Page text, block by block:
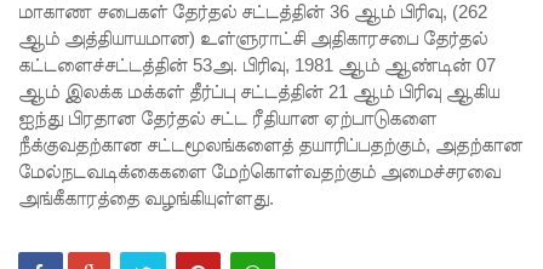
மோதலில்
கைதி
ஒருவர்
பலி!
நாட்டில்
மாகாண சபைகள் தேர்தல் சட்டத்தின் 36 ஆம் பிரிவு, (262
ஆம் அத்தியாயமான) உள்ளுராட்சி அதிகாரசபை தேர்தல்
கட்டளைச்சட்டத்தின் 53அ. பிரிவு, 1981 ஆம் ஆண்டின் 07
ஆம் இலக்க மக்கள் தீர்ப்பு சட்டத்தின் 21 ஆம் பிரிவு ஆகிய
ஐந்து பிரதான தேர்தல் சட்ட ரீதியான ஏற்பாடுகளை
நீக்குவதற்கான சட்டமூலங்களைத் தயாரிப்பதற்கும், அதற்கான
மேல்நடவடிக்கைகளை மேற்கொள்வதற்கும் அமைச்சரவை
அங்கீகாரத்தை வழங்கியுள்ளது.